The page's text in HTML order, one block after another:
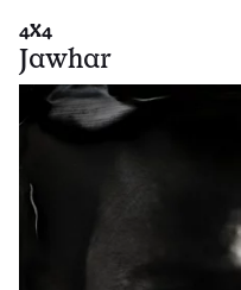
4X4
Jawhar